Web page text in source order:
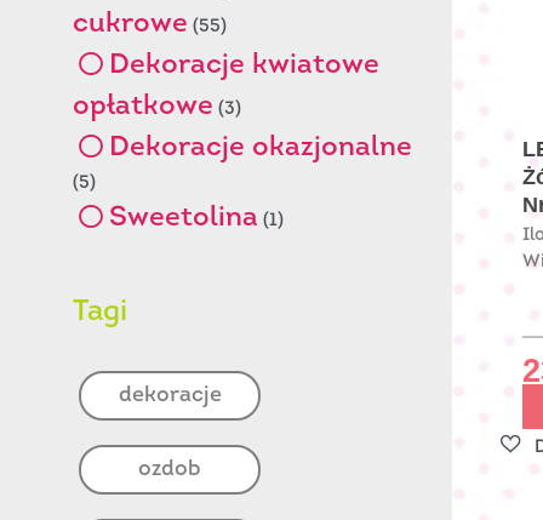
cukrowe (55)
Dekoracje kwiatowe
opłatkowe (3)
Dekoracje okazjonalne
(5)
Sweetolina (1)
Tagi
dekoracje
ozdob